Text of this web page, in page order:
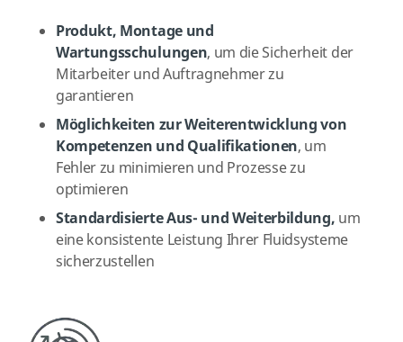
Produkt, Montage und
Wartungsschulungen, um die Sicherheit der
Mitarbeiter und Auftragnehmer zu
garantieren
Möglichkeiten zur Weiterentwicklung von
Kompetenzen und Qualifikationen, um
Fehler zu minimieren und Prozesse zu
optimieren
Standardisierte Aus- und Weiterbildung, um
eine konsistente Leistung Ihrer Fluidsysteme
sicherzustellen